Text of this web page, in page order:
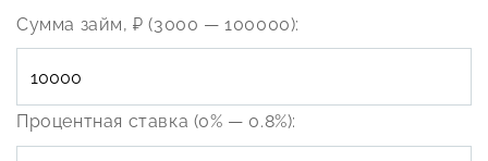
Сумма займ, ₽ (3000 — 100000):
Процентная ставка (0% — 0.8%):